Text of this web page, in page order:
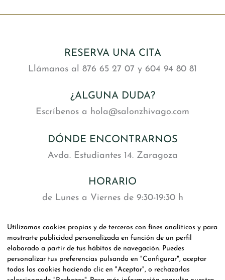
RESERVA UNA CITA
Llámanos al 876 65 27 07 y 604 94 80 81
¿ALGUNA DUDA?
Escríbenos a hola@salonzhivago.com
DÓNDE ENCONTRARNOS
Avda. Estudiantes 14. Zaragoza
HORARIO
de Lunes a Viernes de 9:30-19:30 h
SOCIAL
Utilizamos cookies propias y de terceros con fines analíticos y para
mostrarte publicidad personalizada en función de un perfil
elaborado a partir de tus hábitos de navegación. Puedes
personalizar tus preferencias pulsando en "Configurar", aceptar
todas las cookies haciendo clic en "Aceptar", o rechazarlas